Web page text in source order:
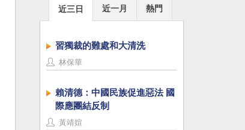
近三日 近一月 熱門
習獨裁的難處和大清洗
林保華
賴清德：中國民族促進惡法 國
際應團結反制
黃靖媗